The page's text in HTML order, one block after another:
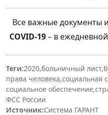
Все важные документы
COVID-19– в
Теги:2020,больничный лист,
права человека,социальная
социальное обеспечение,
ФСС России
Источник:Система ГАРАНТ